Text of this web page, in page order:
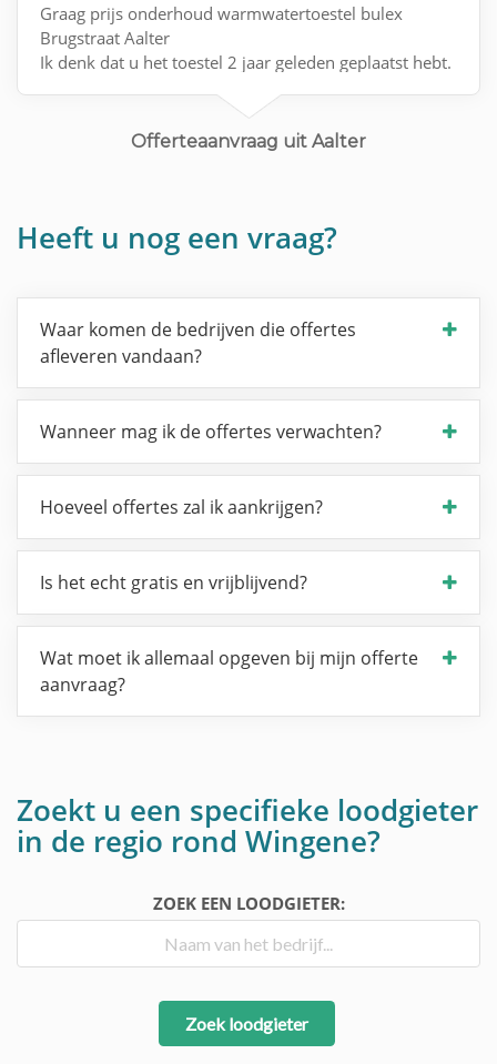
Graag prijs onderhoud warmwatertoestel bulex
Brugstraat Aalter
Ik denk dat u het toestel 2 jaar geleden geplaatst hebt.
Offerteaanvraag uit Aalter
Heeft u nog een vraag?
Waar komen de bedrijven die offertes
afleveren vandaan?
Wanneer mag ik de offertes verwachten?
Hoeveel offertes zal ik aankrijgen?
Is het echt gratis en vrijblijvend?
Wat moet ik allemaal opgeven bij mijn offerte
aanvraag?
Zoekt u een specifieke loodgieter
in de regio rond Wingene?
ZOEK EEN LOODGIETER:
Zoek loodgieter